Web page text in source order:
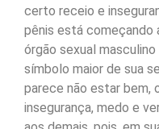
certo receio e
pênis está começando
órgão sexual
símbolo maior de sua
parece não estar bem,
insegurança, medo e